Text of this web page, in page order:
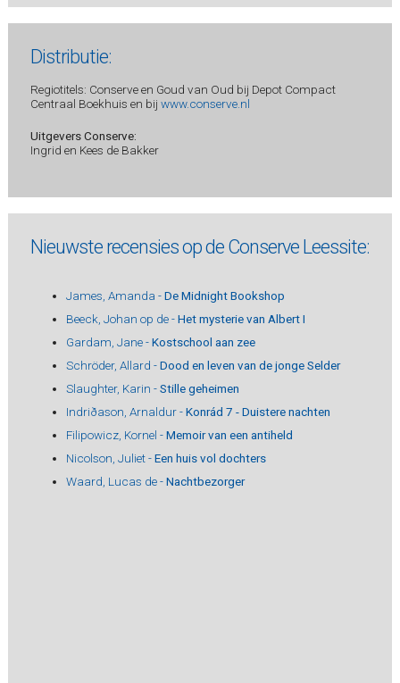
Distributie:
Regiotitels: Conserve en Goud van Oud bij Depot Compact
Centraal Boekhuis en bij www.conserve.nl
Uitgevers Conserve:
Ingrid en Kees de Bakker
Nieuwste recensies op de Conserve Leessite:
James, Amanda -De Midnight Bookshop
Beeck, Johan op de -Het mysterie van Albert I
Gardam, Jane -Kostschool aan zee
Schröder, Allard -Dood en leven van de jonge Selder
Slaughter, Karin -Stille geheimen
Indriðason, Arnaldur -Konrád 7 - Duistere nachten
Filipowicz, Kornel -Memoir van een antiheld
Nicolson, Juliet -Een huis vol dochters
Waard, Lucas de -Nachtbezorger